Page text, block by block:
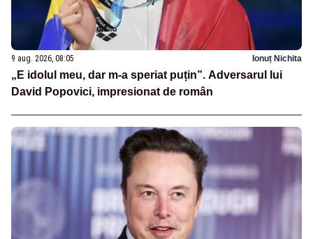
9 aug. 2026, 08:05 Ionuț Nichita
„E idolul meu, dar m-a speriat puțin”. Adversarul lui
David Popovici, impresionat de român